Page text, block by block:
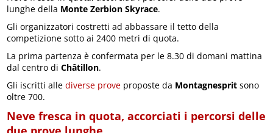
lunghe della Monte Zerbion Skyrace.
Gli organizzatori costretti ad abbassare il tetto della
competizione sotto ai 2400 metri di quota.
La prima partenza è confermata per le 8.30 di domani mattina
dal centro diChâtillon.
Gli iscritti allediverse prove proposte da Montagnesprit sono
oltre 700.
Neve fresca in quota, accorciati i percorsi delle